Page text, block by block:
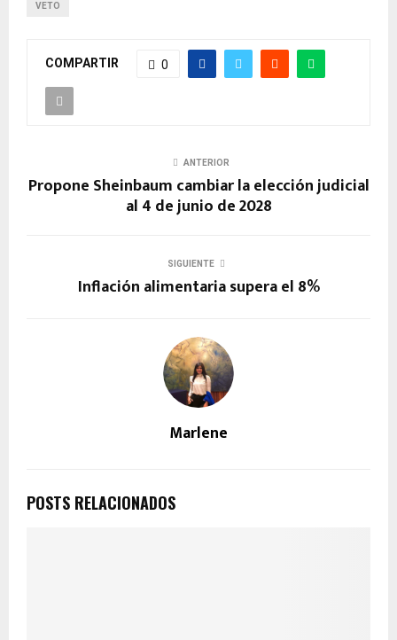
VETO
COMPARTIR 0
ANTERIOR
Propone Sheinbaum cambiar la elección judicial
al 4 de junio de 2028
SIGUIENTE
Inflación alimentaria supera el 8%
Marlene
POSTS RELACIONADOS